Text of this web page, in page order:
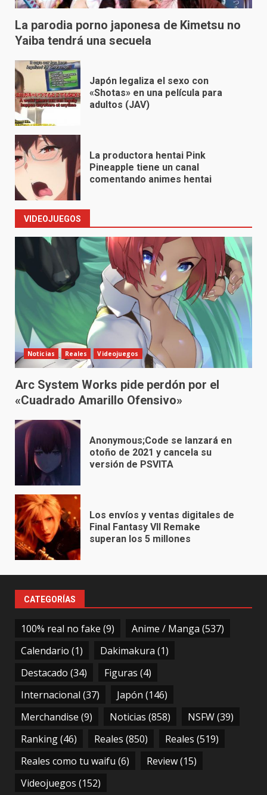
La parodia porno japonesa de Kimetsu no
Yaiba tendrá una secuela
Japón legaliza el sexo con
«Shotas» en una película para
adultos (JAV)
La productora hentai Pink
Pineapple tiene un canal
comentando animes hentai
VIDEOJUEGOS
Noticias Reales Videojuegos
Arc System Works pide perdón por el
«Cuadrado Amarillo Ofensivo»
Anonymous;Code se lanzará en
otoño de 2021 y cancela su
versión de PSVITA
Los envíos y ventas digitales de
Final Fantasy VII Remake
superan los 5 millones
CATEGORÍAS
100% real no fake (9) Anime / Manga (537)
Calendario (1) Dakimakura (1)
Destacado (34) Figuras (4)
Internacional (37) Japón (146)
Merchandise (9) Noticias (858) NSFW(39)
Ranking(46) Reales (850) Reales (519)
Reales como tu waifu (6) Review(15)
Videojuegos (152)